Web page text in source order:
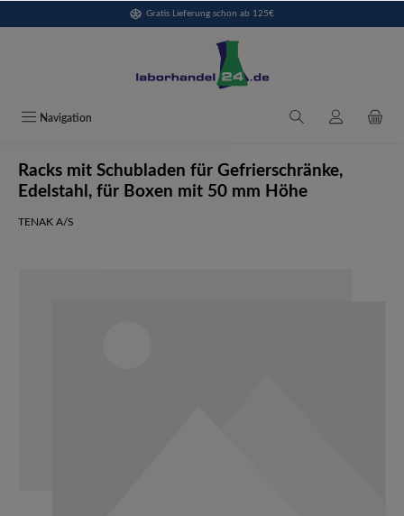
Gratis Lieferung schon ab 125€
Navigation
Racks mit Schubladen für Gefrierschränke,
Edelstahl, für Boxen mit 50 mm Höhe
TENAK A/S